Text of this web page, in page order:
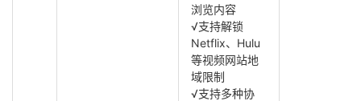
浏览内容
√支持解锁
Netflix、Hulu
等视频网站地
域限制
√支持多种协